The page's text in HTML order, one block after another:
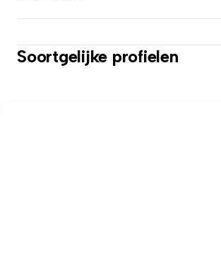
Soortgelijke profielen